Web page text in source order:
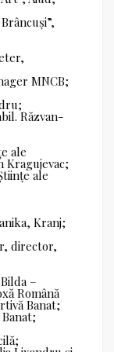
MNCB;
Răzvan-
ale
Kragujevac;
ale
Kranj;
director,
–
Română
Banat;